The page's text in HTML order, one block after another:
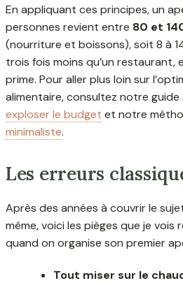
En appliquant ces principes, un
personnes revient entre 80 et
(nourriture et boissons), soit 8 à
trois fois moins qu’un restaurant,
prime. Pour aller plus loin sur
alimentaire, consultez notre guide
exploser le budget et notre
minimaliste.
Les erreurs
Après des années à couvrir le
même, voici les pièges que je vois
quand on organise son premier
Tout miser sur le